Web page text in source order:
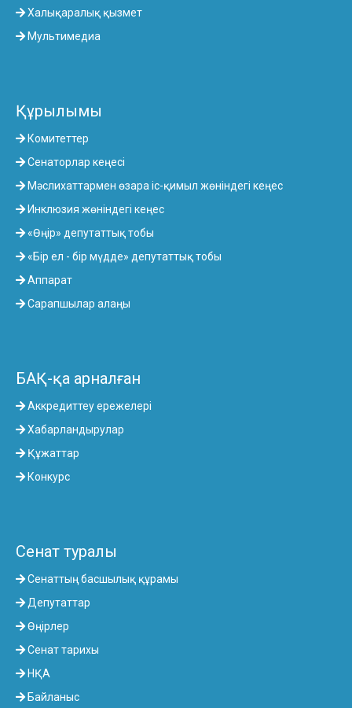
Халықаралық қызмет
Мультимедиа
Құрылымы
Комитеттер
Сенаторлар кеңесі
Мәслихаттармен өзара іс-қимыл жөніндегі кеңес
Инклюзия жөніндегі кеңес
«Өңір» депутаттық тобы
«Бір ел - бір мүдде» депутаттық тобы
Аппарат
Сарапшылар алаңы
БАҚ-қа арналған
Аккредиттеу ережелері
Хабарландырулар
Құжаттар
Конкурс
Сенат туралы
Сенаттың басшылық құрамы
Депутаттар
Өңірлер
Сенат тарихы
НҚА
Байланыс